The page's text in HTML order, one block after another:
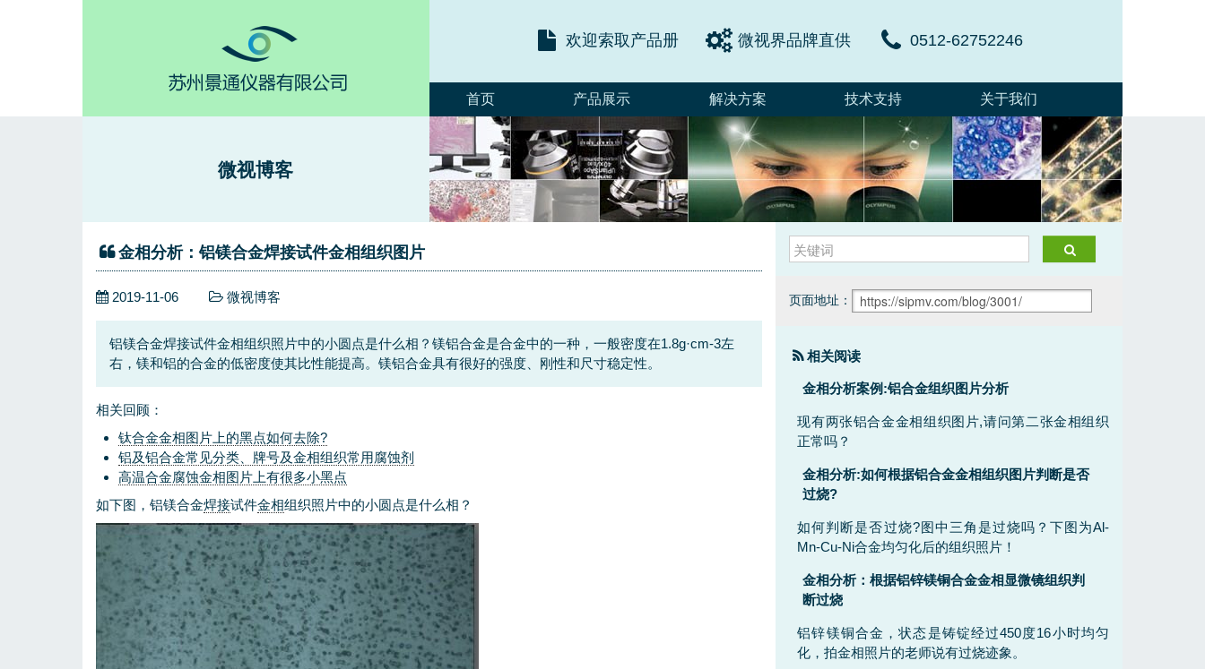
欢迎索取产品册 微视界品牌直供 0512-62752246
首页 产品展示 解决方案 技术支持 关于我们
微视博客
金相分析：铝镁合金焊接试件金相组织图片
2019-11-06 微视博客
铝镁合金焊接试件金相组织照片中的小圆点是什么相？镁铝合金是合金中的一种，一般密度在1.8g·cm-3左
右，镁和铝的合金的低密度使其比性能提高。镁铝合金具有很好的强度、刚性和尺寸稳定性。
相关回顾：
钛合金金相图片上的黑点如何去除?
铝及铝合金常见分类、牌号及金相组织常用腐蚀剂
高温合金腐蚀金相图片上有很多小黑点
如下图，铝镁合金焊接试件金相组织照片中的小圆点是什么相？
页面地址：
相关阅读
金相分析案例:铝合金组织图片分析
现有两张铝合金金相组织图片,请问第二张金相组织
正常吗？
金相分析:如何根据铝合金金相组织图片判断是否
过烧?
如何判断是否过烧?图中三角是过烧吗？下图为Al-
Mn-Cu-Ni合金均匀化后的组织照片！
金相分析：根据铝锌镁铜合金金相显微镜组织判
断过烧
铝锌镁铜合金，状态是铸锭经过450度16小时均匀
化，拍金相照片的老师说有过烧迹象。